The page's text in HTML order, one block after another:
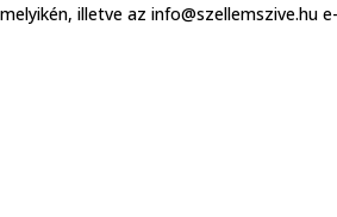
illetve az info@szellemszive.hu